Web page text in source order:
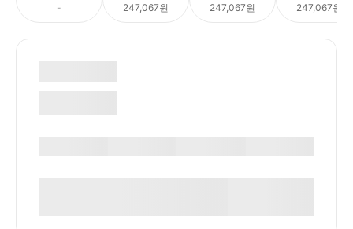
- 247,067원 247,067원 247,067원